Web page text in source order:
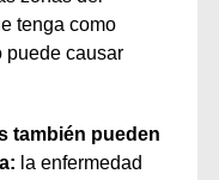
tenga como
puede causar
también pueden
la enfermedad